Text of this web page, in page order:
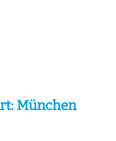
München